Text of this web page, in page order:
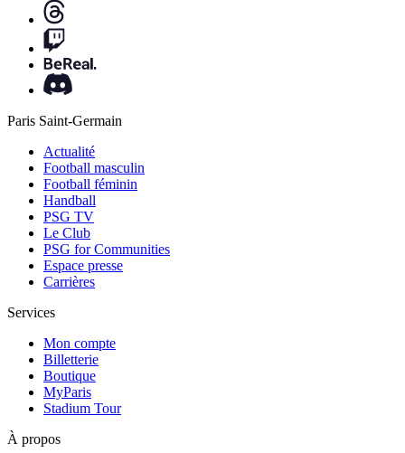
Paris Saint-Germain
Actualité
Football masculin
Football féminin
Handball
PSG TV
Le Club
PSG for Communities
Espace presse
Carrières
Services
Mon compte
Billetterie
Boutique
MyParis
Stadium Tour
À propos